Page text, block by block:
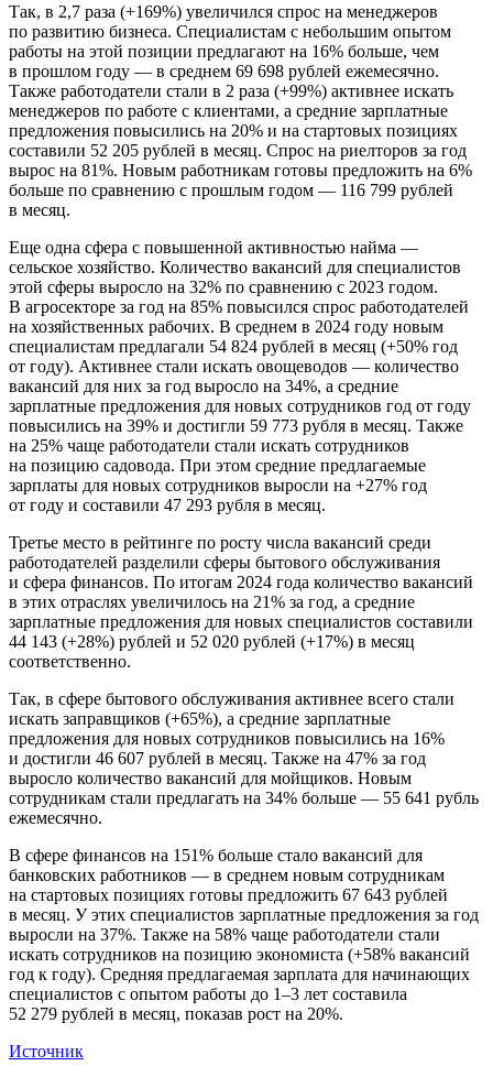
Так, в 2,7 раза (+169%) увеличился спрос на менеджеров
по развитию бизнеса. Специалистам с небольшим опытом
работы на этой позиции предлагают на 16% больше, чем
в прошлом году — в среднем 69 698 рублей ежемесячно.
Также работодатели стали в 2 раза (+99%) активнее искать
менеджеров по работе с клиентами, а средние зарплатные
предложения повысились на 20% и на стартовых позициях
составили 52 205 рублей в месяц. Спрос на риелторов за год
вырос на 81%. Новым работникам готовы предложить на 6%
больше по сравнению с прошлым годом — 116 799 рублей
в месяц.
Еще одна сфера с повышенной активностью найма —
сельское хозяйство. Количество вакансий для специалистов
этой сферы выросло на 32% по сравнению с 2023 годом.
В агросекторе за год на 85% повысился спрос работодателей
на хозяйственных рабочих. В среднем в 2024 году новым
специалистам предлагали 54 824 рублей в месяц (+50% год
от году). Активнее стали искать овощеводов — количество
вакансий для них за год выросло на 34%, а средние
зарплатные предложения для новых сотрудников год от году
повысились на 39% и достигли 59 773 рубля в месяц. Также
на 25% чаще работодатели стали искать сотрудников
на позицию садовода. При этом средние предлагаемые
зарплаты для новых сотрудников выросли на +27% год
от году и составили 47 293 рубля в месяц.
Третье место в рейтинге по росту числа вакансий среди
работодателей разделили сферы бытового обслуживания
и сфера финансов. По итогам 2024 года количество вакансий
в этих отраслях увеличилось на 21% за год, а средние
зарплатные предложения для новых специалистов составили
44 143 (+28%) рублей и 52 020 рублей (+17%) в месяц
соответственно.
Так, в сфере бытового обслуживания активнее всего стали
искать заправщиков (+65%), а средние зарплатные
предложения для новых сотрудников повысились на 16%
и достигли 46 607 рублей в месяц. Также на 47% за год
выросло количество вакансий для мойщиков. Новым
сотрудникам стали предлагать на 34% больше — 55 641 рубль
ежемесячно.
В сфере финансов на 151% больше стало вакансий для
банковских работников — в среднем новым сотрудникам
на стартовых позициях готовы предложить 67 643 рублей
в месяц. У этих специалистов зарплатные предложения за год
выросли на 37%. Также на 58% чаще работодатели стали
искать сотрудников на позицию экономиста (+58% вакансий
год к году). Средняя предлагаемая зарплата для начинающих
специалистов с опытом работы до 1–3 лет составила
52 279 рублей в месяц, показав рост на 20%.
Источник